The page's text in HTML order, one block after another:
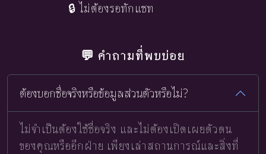
🔒 ไม่ต้องรอทักแชท
💬 คำถามที่พบบ่อย
ต้องบอกชื่อจริงหรือข้อมูลส่วนตัวหรือไม่?
ไม่จำเป็นต้องใช้ชื่อจริง และไม่ต้องเปิดเผยตัวตน
ของคุณหรืออีกฝ่าย เพียงเล่าสถานการณ์และสิ่งที่